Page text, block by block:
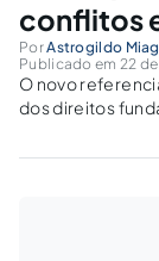
conflitos
PorAstrogildo
Publicado em 22
O novo
dos direitos
servidor e tem